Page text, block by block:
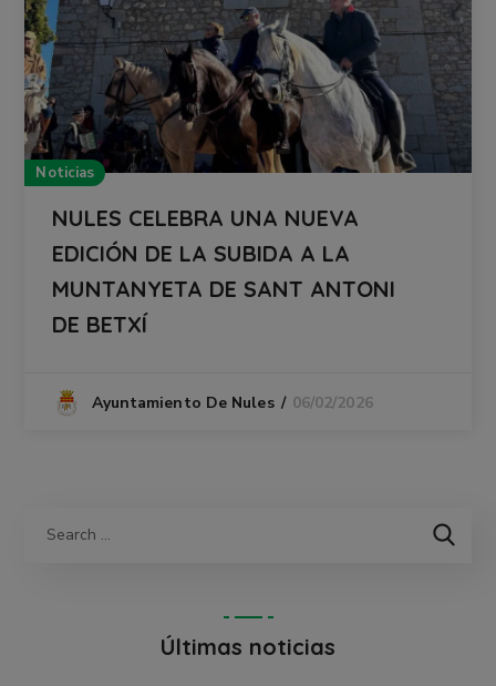
Noticias
NULES CELEBRA UNA NUEVA
EDICIÓN DE LA SUBIDA A LA
MUNTANYETA DE SANT ANTONI
DE BETXÍ
Ayuntamiento De Nules 06/02/2026
Últimas noticias